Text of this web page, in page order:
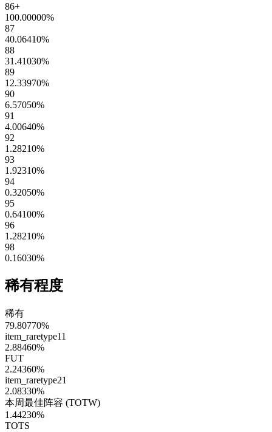
86+
100.00000%
87
40.06410%
88
31.41030%
89
12.33970%
90
6.57050%
91
4.00640%
92
1.28210%
93
1.92310%
94
0.32050%
95
0.64100%
96
1.28210%
98
0.16030%
稀有程度
稀有
79.80770%
item_raretype11
2.88460%
FUT
2.24360%
item_raretype21
2.08330%
本周最佳阵容 (TOTW)
1.44230%
TOTS